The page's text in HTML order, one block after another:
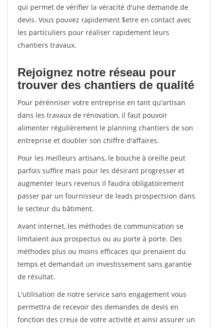
qui permet de vérifier la véracité d'une demande de
devis. Vous pouvez rapidement $etre en contact avec
les particuliers pour réaliser rapidement leurs
chantiers travaux.
Rejoignez notre réseau pour
trouver des chantiers de qualité
Pour pérénniser votre entreprise en tant qu'artisan
dans les travaux de rénovation, il faut pouvoir
alimenter régulièrement le planning chantiers de son
entreprise et doubler son chiffre d'affaires.
Pour les meilleurs artisans, le bouche à oreille peut
parfois suffire mais pour les désirant progresser et
augmenter leurs revenus il faudra obligatoirement
passer par un fournisseur de leads prospectsion dans
le secteur du bâtiment.
Avant internet, les méthodes de communication se
limitaient aux prospectus ou au porte à porte. Des
méthodes plus ou moins efficaces qui prenaient du
temps et demandait un investissement sans garantie
de résultat.
L'utilisation de notre service sans engagement vous
permettra de recevoir des demandes de devis en
fonction des creux de votre activité et ainsi assurer un